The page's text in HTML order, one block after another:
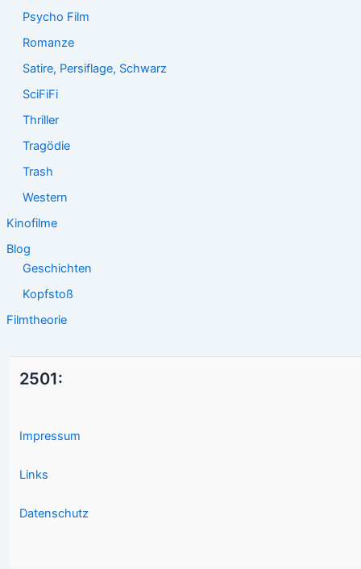
Psycho Film
Romanze
Satire, Persiflage, Schwarz
SciFiFi
Thriller
Tragödie
Trash
Western
Kinofilme
Blog
Geschichten
Kopfstoß
Filmtheorie
2501:
Impressum
Links
Datenschutz